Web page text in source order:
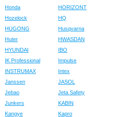
Honda
HORIZONT
Hozelock
HQ
HUGONG
Husqvarna
Huter
HWASDAN
HYUNDAI
IBO
IK Professional
Impulse
INSTRUMAX
Intex
Janssen
JASOL
Jebao
Jeta Safety
Junkers
KABIN
Kangye
Kapro